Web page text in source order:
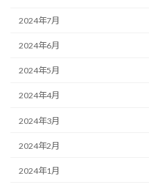
2024年7月
2024年6月
2024年5月
2024年4月
2024年3月
2024年2月
2024年1月